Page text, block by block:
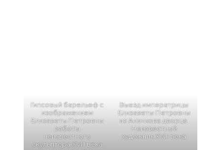
Гипсовый барельеф с
изображением
Елизаветы Петровны
работы
неизвестного
скульптора XVIII века
Выезд императрицы
Елизаветы Петровны
из Аничкова дворца.
Неизвестный
художник XVIII века